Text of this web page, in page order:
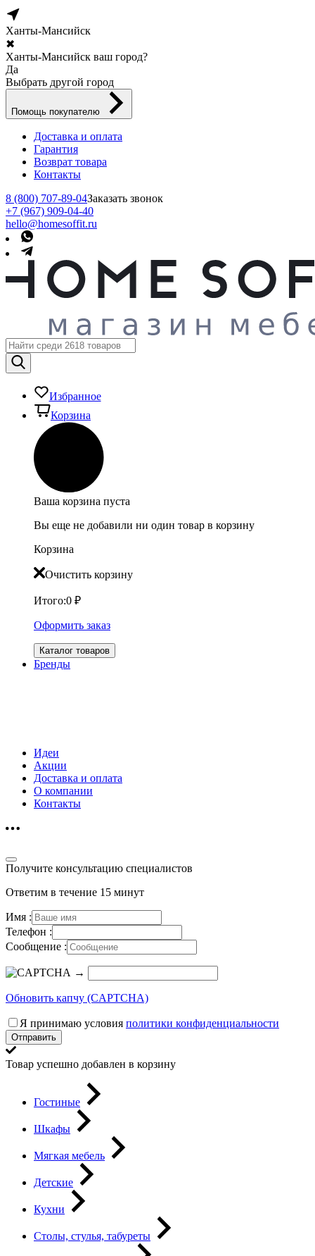
Ханты-Мансийск
✖
Ханты-Мансийск ваш город?
Да
Выбрать другой город
Помощь покупателю
Доставка и оплата
Гарантия
Возврат товара
Контакты
8 (800) 707-89-04Заказать звонок
+7 (967) 909-04-40
hello@homesoffit.ru
Избранное
Корзина
Ваша корзина пуста
Вы еще не добавили ни один товар в корзину
Корзина
Очистить корзину
Итого:0 ₽
Оформить заказ
Каталог товаров
Бренды
Идеи
Акции
Доставка и оплата
О компании
Контакты
Получите консультацию специалистов
Ответим в течение 15 минут
Имя :
Телефон :
Сообщение :
→
Обновить капчу (CAPTCHA)
Я принимаю условия политики конфиденциальности
Отправить
Товар успешно добавлен в корзину
Гостиные
Шкафы
Мягкая мебель
Детские
Кухни
Столы, стулья, табуреты